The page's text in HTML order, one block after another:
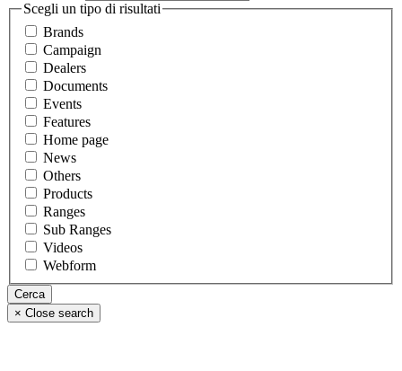
Scegli un tipo di risultati
Brands
Campaign
Dealers
Documents
Events
Features
Home page
News
Others
Products
Ranges
Sub Ranges
Videos
Webform
× Close search